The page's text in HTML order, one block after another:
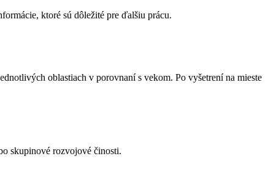
ktoré sú dôležité pre ďalšiu prácu.
oblastiach v porovnaní s vekom. Po vyšetrení na mieste
skupinové rozvojové činosti.